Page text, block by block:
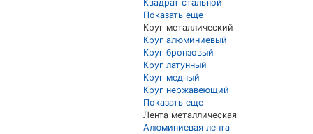
Квадрат стальной
Показать еще
Круг металлический
Круг алюминиевый
Круг бронзовый
Круг латунный
Круг медный
Круг нержавеющий
Показать еще
Лента металлическая
Алюминиевая лента